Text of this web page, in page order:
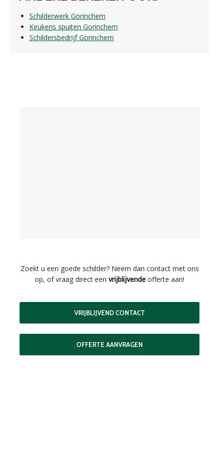
Schilderwerk Gorinchem
Keukens spuiten Gorinchem
Schildersbedrijf Gorinchem
Zoekt u een goede schilder? Neem dan contact met ons
op, of vraag direct een vrijblijvende offerte aan!
VRIJBLIJVEND CONTACT
OFFERTE AANVRAGEN